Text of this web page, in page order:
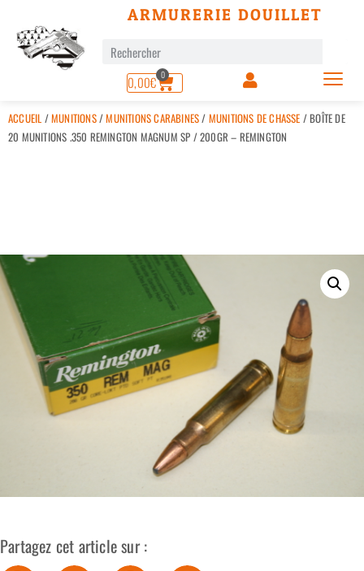
ARMURERIE DOUILLET
0,00€ 0
ACCUEIL /MUNITIONS/MUNITIONS CARABINES/ MUNITIONS DE CHASSE / BOÎTE DE
20 MUNITIONS .350 REMINGTON MAGNUM SP / 200GR – REMINGTON
Partagez cet article sur :